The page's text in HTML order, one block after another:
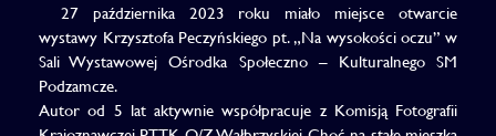
27 października 2023 roku miało miejsce otwarcie
wystawy Krzysztofa Peczyńskiego pt. „Na wysokości oczu” w
Sali Wystawowej Ośrodka Społeczno – Kulturalnego SM
Podzamcze.
Autor od 5 lat aktywnie współpracuje z Komisją Fotografii